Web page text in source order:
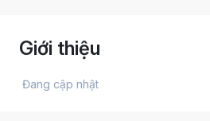
Giới thiệu
Đang cập nhật